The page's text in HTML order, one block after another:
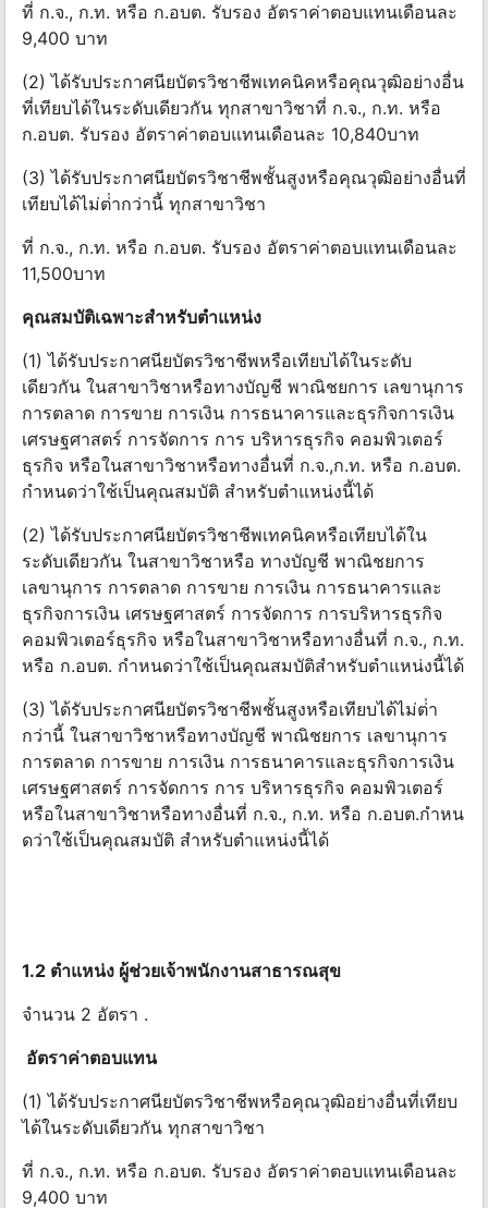
ที่ ก.จ., ก.ท. หรือ ก.อบต. รับรอง อัตราค่าตอบแทนเดือนละ
9,400 บาท
(2) ได้รับประกาศนียบัตรวิชาชีพเทคนิคหรือคุณวุฒิอย่างอื่น
ที่เทียบได้ในระดับเดียวกัน ทุกสาขาวิชาที่ ก.จ., ก.ท. หรือ
ก.อบต. รับรอง อัตราค่าตอบแทนเดือนละ 10,840บาท
(3) ได้รับประกาศนียบัตรวิชาชีพชั้นสูงหรือคุณวุฒิอย่างอื่นที่
เทียบได้ไม่ต่ํากว่านี้ ทุกสาขาวิชา
ที่ ก.จ., ก.ท. หรือ ก.อบต. รับรอง อัตราค่าตอบแทนเดือนละ
11,500บาท
คุณสมบัติเฉพาะสําหรับตําแหน่ง
(1) ได้รับประกาศนียบัตรวิชาชีพหรือเทียบได้ในระดับ
เดียวกัน ในสาขาวิชาหรือทางบัญชี พาณิชยการ เลขานุการ
การตลาด การขาย การเงิน การธนาคารและธุรกิจการเงิน
เศรษฐศาสตร์ การจัดการ การ บริหารธุรกิจ คอมพิวเตอร์
ธุรกิจ หรือในสาขาวิชาหรือทางอื่นที่ ก.จ.,ก.ท. หรือ ก.อบต.
กําหนดว่าใช้เป็นคุณสมบัติ สําหรับตําแหน่งนี้ได้
(2) ได้รับประกาศนียบัตรวิชาชีพเทคนิคหรือเทียบได้ใน
ระดับเดียวกัน ในสาขาวิชาหรือ ทางบัญชี พาณิชยการ
เลขานุการ การตลาด การขาย การเงิน การธนาคารและ
ธุรกิจการเงิน เศรษฐศาสตร์ การจัดการ การบริหารธุรกิจ
คอมพิวเตอร์ธุรกิจ หรือในสาขาวิชาหรือทางอื่นที่ ก.จ., ก.ท.
หรือ ก.อบต. กําหนดว่าใช้เป็นคุณสมบัติสําหรับตําแหน่งนี้ได้
(3) ได้รับประกาศนียบัตรวิชาชีพชั้นสูงหรือเทียบได้ไม่ต่ํา
กว่านี้ ในสาขาวิชาหรือทางบัญชี พาณิชยการ เลขานุการ
การตลาด การขาย การเงิน การธนาคารและธุรกิจการเงิน
เศรษฐศาสตร์ การจัดการ การ บริหารธุรกิจ คอมพิวเตอร์
หรือในสาขาวิชาหรือทางอื่นที่ ก.จ., ก.ท. หรือ ก.อบต.กําหน
ดว่าใช้เป็นคุณสมบัติ สําหรับตําแหน่งนี้ได้
1.2 ตําแหน่ง ผู้ช่วยเจ้าพนักงานสาธารณสุข
จำนวน 2 อัตรา .
อัตราค่าตอบแทน
(1) ได้รับประกาศนียบัตรวิชาชีพหรือคุณวุฒิอย่างอื่นที่เทียบ
ได้ในระดับเดียวกัน ทุกสาขาวิชา
ที่ ก.จ., ก.ท. หรือ ก.อบต. รับรอง อัตราค่าตอบแทนเดือนละ
9,400 บาท